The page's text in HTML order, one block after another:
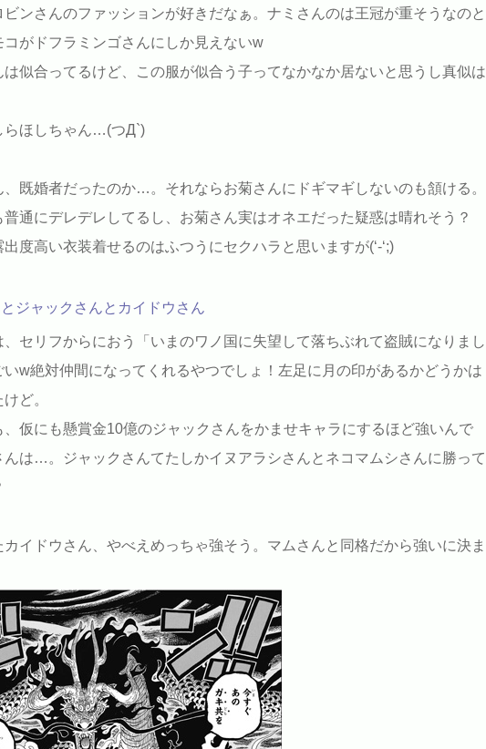
ビンさんのファッションが好きだなぁ。ナミさんのは王冠が重そうなのと
コがドフラミンゴさんにしか見えないw
は似合ってるけど、この服が似合う子ってなかなか居ないと思うし真似は
らほしちゃん…(つД`)
既婚者だったのか…。それならお菊さんにドギマギしないのも頷ける。
通にデレデレしてるし、お菊さん実はオネエだった疑惑は晴れそう？
度高い衣装着せるのはふつうにセクハラと思いますが(‘-‘;)
ジャックさんとカイドウさん
セリフからにおう「いまのワノ国に失望して落ちぶれて盗賊になりまし
いw絶対仲間になってくれるやつでしょ！左足に月の印があるかどうかは
ど。
、仮にも懸賞金10億のジャックさんをかませキャラにするほど強いんで
んは…。ジャックさんてたしかイヌアラシさんとネコマムシさんに勝って
カイドウさん、やべえめっちゃ強そう。マムさんと同格だから強いに決ま